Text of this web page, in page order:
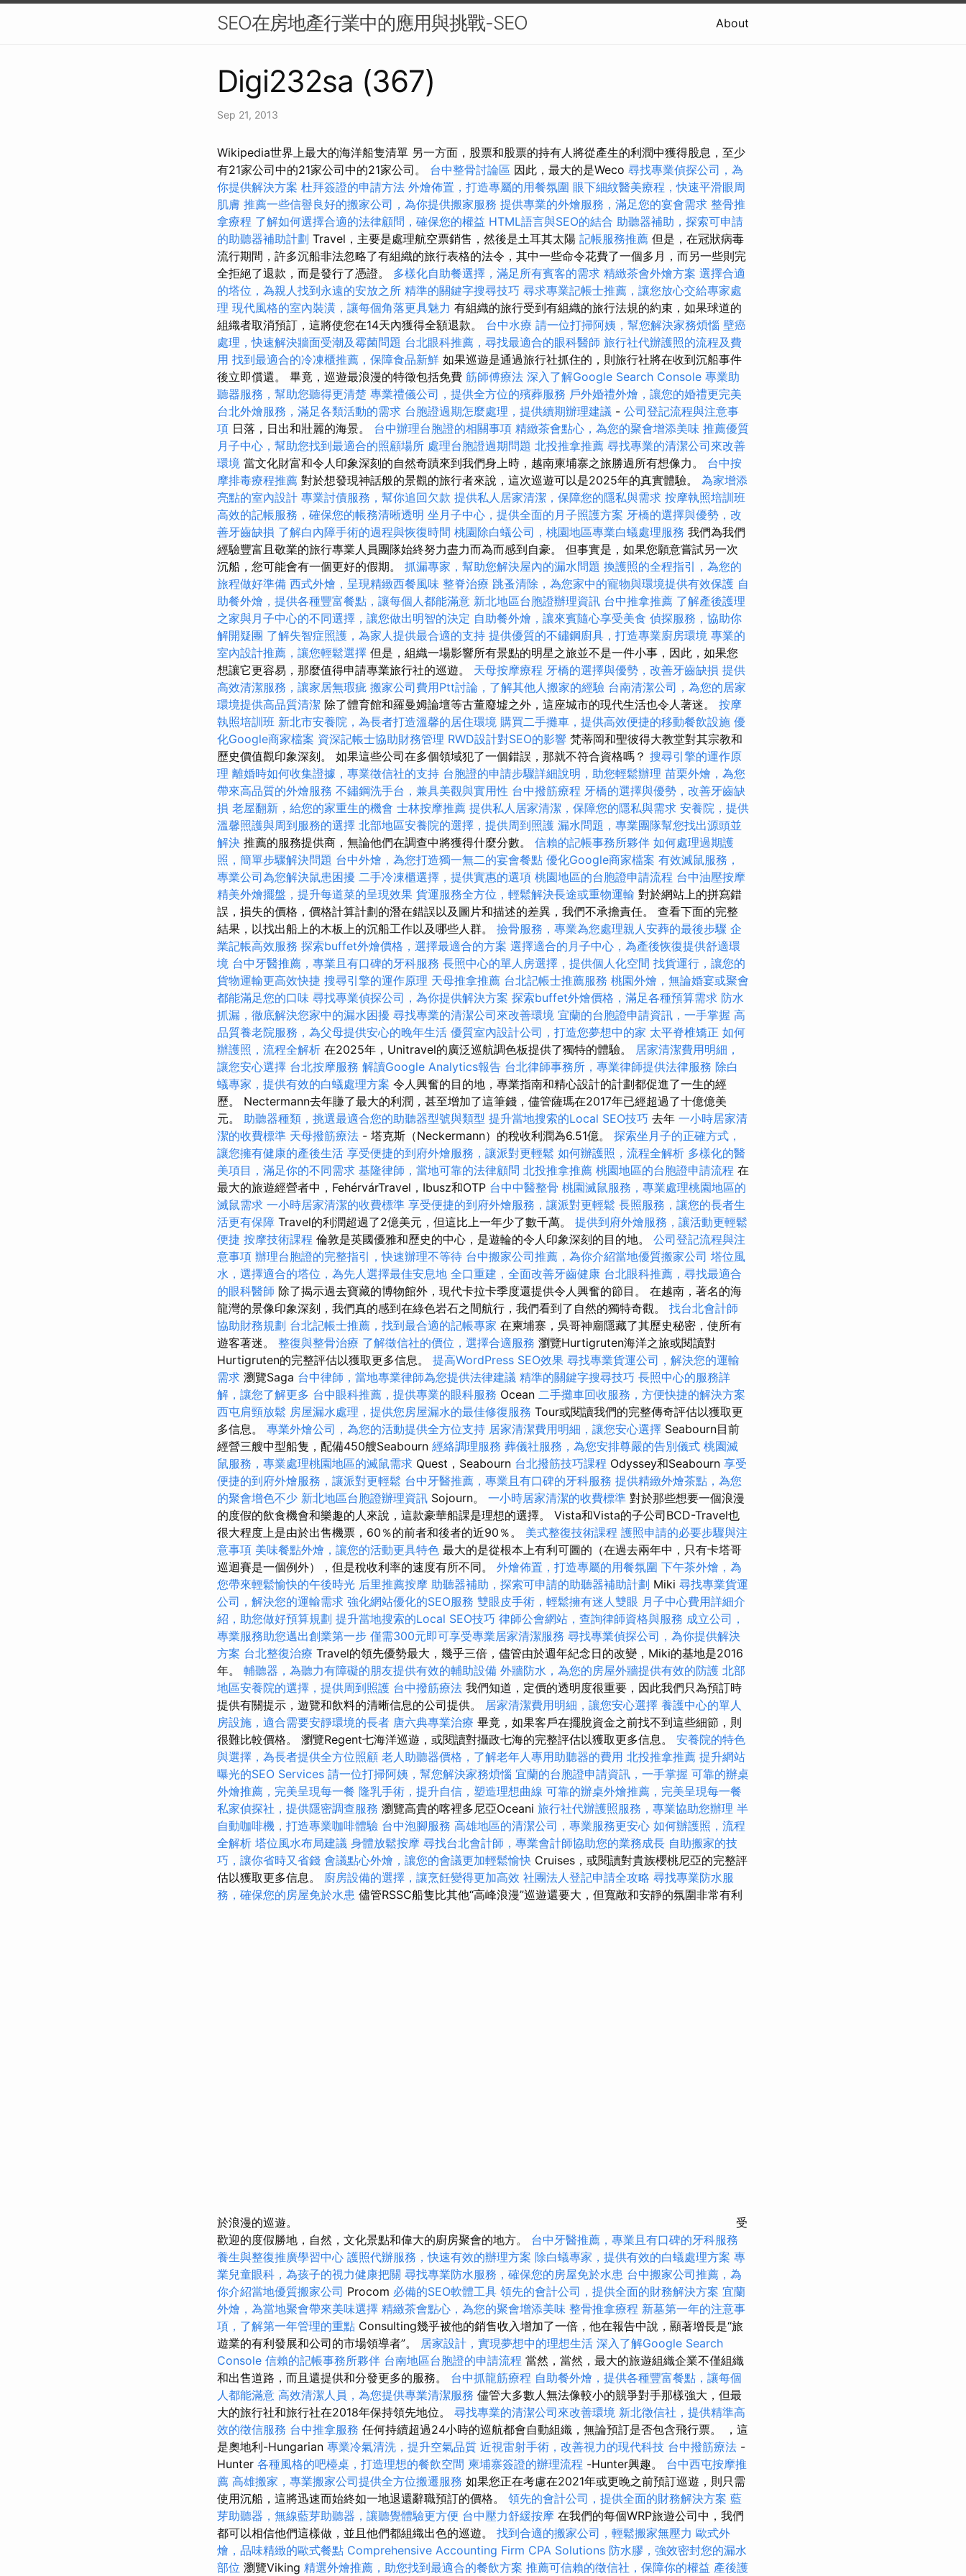
SEO在房地產行業中的應用與挑戰-SEO About
Digi232sa (367)
Sep 21, 2013
Wikipedia世界上最大的海洋船隻清單 另一方面，股票和股票的持有人將從產生的利潤中獲得股息，至少
有21家公司中的21家公司中的21家公司。 台中整骨討論區 因此，最大的是Weco 尋找專業偵探公司，為
你提供解決方案 杜拜簽證的申請方法 外燴佈置，打造專屬的用餐氛圍 眼下細紋醫美療程，快速平滑眼周
肌膚 推薦一些信譽良好的搬家公司，為你提供搬家服務 提供專業的外燴服務，滿足您的宴會需求 整骨推
拿療程 了解如何選擇合適的法律顧問，確保您的權益 HTML語言與SEO的結合 助聽器補助，探索可申請
的助聽器補助計劃 Travel，主要是處理航空票銷售，然後是土耳其太陽 記帳服務推薦 但是，在冠狀病毒
流行期間，許多沉船非法忽略了有組織的旅行表格的法令，其中一些命令花費了一個多月，而另一些則完
全拒絕了退款，而是發行了憑證。 多樣化自助餐選擇，滿足所有賓客的需求 精緻茶會外燴方案 選擇合適
的塔位，為親人找到永遠的安放之所 精準的關鍵字搜尋技巧 尋求專業記帳士推薦，讓您放心交給專家處
理 現代風格的室內裝潢，讓每個角落更具魅力 有組織的旅行受到有組織的旅行法規的約束，如果球道的
組織者取消預訂，這將使您在14天內獲得全額退款。 台中水療 請一位打掃阿姨，幫您解決家務煩惱 壁癌
處理，快速解決牆面受潮及霉菌問題 台北眼科推薦，尋找最適合的眼科醫師 旅行社代辦護照的流程及費
用 找到最適合的冷凍櫃推薦，保障食品新鮮 如果巡遊是通過旅行社抓住的，則旅行社將在收到沉船事件
後立即償還。 畢竟，巡遊最浪漫的特徵包括免費 筋師傅療法 深入了解Google Search Console 專業助
聽器服務，幫助您聽得更清楚 專業禮儀公司，提供全方位的殯葬服務 戶外婚禮外燴，讓您的婚禮更完美
台北外燴服務，滿足各類活動的需求 台胞證過期怎麼處理，提供續期辦理建議 - 公司登記流程與注意事
項 日落，日出和壯麗的海景。 台中辦理台胞證的相關事項 精緻茶會點心，為您的聚會增添美味 推薦優質
月子中心，幫助您找到最適合的照顧場所 處理台胞證過期問題 北投推拿推薦 尋找專業的清潔公司來改善
環境 當文化財富和令人印象深刻的自然奇蹟來到我們身上時，越南柬埔寨之旅勝過所有想像力。 台中按
摩排毒療程推薦 對於想發現神話般的景觀的旅行者來說，這次巡遊可以是2025年的真實體驗。 為家增添
亮點的室內設計 專業討債服務，幫你追回欠款 提供私人居家清潔，保障您的隱私與需求 按摩執照培訓班
高效的記帳服務，確保您的帳務清晰透明 坐月子中心，提供全面的月子照護方案 牙橋的選擇與優勢，改
善牙齒缺損 了解白內障手術的過程與恢復時間 桃園除白蟻公司，桃園地區專業白蟻處理服務 我們為我們
經驗豐富且敬業的旅行專業人員團隊始終努力盡力而為而感到自豪。 但事實是，如果您願意嘗試另一次
沉船，您可能會有一個更好的假期。 抓漏專家，幫助您解決屋內的漏水問題 換護照的全程指引，為您的
旅程做好準備 西式外燴，呈現精緻西餐風味 整脊治療 跳蚤清除，為您家中的寵物與環境提供有效保護 自
助餐外燴，提供各種豐富餐點，讓每個人都能滿意 新北地區台胞證辦理資訊 台中推拿推薦 了解產後護理
之家與月子中心的不同選擇，讓您做出明智的決定 自助餐外燴，讓來賓隨心享受美食 偵探服務，協助你
解開疑團 了解失智症照護，為家人提供最合適的支持 提供優質的不鏽鋼廚具，打造專業廚房環境 專業的
室內設計推薦，讓您輕鬆選擇 但是，組織一場影響所有景點的明星之旅並不是一件小事，因此，如果您
想讓它更容易，那麼值得申請專業旅行社的巡遊。 天母按摩療程 牙橋的選擇與優勢，改善牙齒缺損 提供
高效清潔服務，讓家居無瑕疵 搬家公司費用Ptt討論，了解其他人搬家的經驗 台南清潔公司，為您的居家
環境提供高品質清潔 除了體育館和羅曼姆論壇等古董廢墟之外，這座城市的現代生活也令人著迷。 按摩
執照培訓班 新北市安養院，為長者打造溫馨的居住環境 購買二手攤車，提供高效便捷的移動餐飲設施 優
化Google商家檔案 資深記帳士協助財務管理 RWD設計對SEO的影響 梵蒂岡和聖彼得大教堂對其宗教和
歷史價值觀印象深刻。 如果這些公司在多個領域犯了一個錯誤，那就不符合資格嗎？ 搜尋引擎的運作原
理 離婚時如何收集證據，專業徵信社的支持 台胞證的申請步驟詳細說明，助您輕鬆辦理 苗栗外燴，為您
帶來高品質的外燴服務 不鏽鋼洗手台，兼具美觀與實用性 台中撥筋療程 牙橋的選擇與優勢，改善牙齒缺
損 老屋翻新，給您的家重生的機會 士林按摩推薦 提供私人居家清潔，保障您的隱私與需求 安養院，提供
溫馨照護與周到服務的選擇 北部地區安養院的選擇，提供周到照護 漏水問題，專業團隊幫您找出源頭並
解決 推薦的服務提供商，無論他們在調查中將獲得什麼分數。 信賴的記帳事務所夥伴 如何處理過期護
照，簡單步驟解決問題 台中外燴，為您打造獨一無二的宴會餐點 優化Google商家檔案 有效滅鼠服務，
專業公司為您解決鼠患困擾 二手冷凍櫃選擇，提供實惠的選項 桃園地區的台胞證申請流程 台中油壓按摩
精美外燴擺盤，提升每道菜的呈現效果 貨運服務全方位，輕鬆解決長途或重物運輸 對於網站上的拼寫錯
誤，損失的價格，價格計算計劃的潛在錯誤以及圖片和描述的差異，我們不承擔責任。 查看下面的完整
結果，以找出船上的木板上的沉船工作以及哪些人群。 撿骨服務，專業為您處理親人安葬的最後步驟 企
業記帳高效服務 探索buffet外燴價格，選擇最適合的方案 選擇適合的月子中心，為產後恢復提供舒適環
境 台中牙醫推薦，專業且有口碑的牙科服務 長照中心的單人房選擇，提供個人化空間 找貨運行，讓您的
貨物運輸更高效快捷 搜尋引擎的運作原理 天母推拿推薦 台北記帳士推薦服務 桃園外燴，無論婚宴或聚會
都能滿足您的口味 尋找專業偵探公司，為你提供解決方案 探索buffet外燴價格，滿足各種預算需求 防水
抓漏，徹底解決您家中的漏水困擾 尋找專業的清潔公司來改善環境 宜蘭的台胞證申請資訊，一手掌握 高
品質養老院服務，為父母提供安心的晚年生活 優質室內設計公司，打造您夢想中的家 太平脊椎矯正 如何
辦護照，流程全解析 在2025年，Unitravel的廣泛巡航調色板提供了獨特的體驗。 居家清潔費用明細，
讓您安心選擇 台北按摩服務 解讀Google Analytics報告 台北律師事務所，專業律師提供法律服務 除白
蟻專家，提供有效的白蟻處理方案 令人興奮的目的地，專業指南和精心設計的計劃都促進了一生的經
歷。 Nectermann去年賺了最大的利潤，甚至增加了這筆錢，儘管薩瑪在2017年已經超過了十億億美
元。 助聽器種類，挑選最適合您的助聽器型號與類型 提升當地搜索的Local SEO技巧 去年 一小時居家清
潔的收費標準 天母撥筋療法 - 塔克斯（Neckermann）的稅收利潤為6.51億。 探索坐月子的正確方式，
讓您擁有健康的產後生活 享受便捷的到府外燴服務，讓派對更輕鬆 如何辦護照，流程全解析 多樣化的醫
美項目，滿足你的不同需求 基隆律師，當地可靠的法律顧問 北投推拿推薦 桃園地區的台胞證申請流程 在
最大的旅遊經營者中，FehérvárTravel，Ibusz和OTP 台中中醫整骨 桃園滅鼠服務，專業處理桃園地區的
滅鼠需求 一小時居家清潔的收費標準 享受便捷的到府外燴服務，讓派對更輕鬆 長照服務，讓您的長者生
活更有保障 Travel的利潤超過了2億美元，但這比上一年少了數千萬。 提供到府外燴服務，讓活動更輕鬆
便捷 按摩技術課程 倫敦是英國優雅和歷史的中心，是遊輪的令人印象深刻的目的地。 公司登記流程與注
意事項 辦理台胞證的完整指引，快速辦理不等待 台中搬家公司推薦，為你介紹當地優質搬家公司 塔位風
水，選擇適合的塔位，為先人選擇最佳安息地 全口重建，全面改善牙齒健康 台北眼科推薦，尋找最適合
的眼科醫師 除了揭示過去寶藏的博物館外，現代卡拉卡季度還提供令人興奮的節目。 在越南，著名的海
龍灣的景像印象深刻，我們真的感到在綠色岩石之間航行，我們看到了自然的獨特奇觀。 找台北會計師
協助財務規劃 台北記帳士推薦，找到最合適的記帳專家 在柬埔寨，吳哥神廟隱藏了其歷史秘密，使所有
遊客著迷。 整復與整骨治療 了解徵信社的價位，選擇合適服務 瀏覽Hurtigruten海洋之旅或閱讀對
Hurtigruten的完整評估以獲取更多信息。 提高WordPress SEO效果 尋找專業貨運公司，解決您的運輸
需求 瀏覽Saga 台中律師，當地專業律師為您提供法律建議 精準的關鍵字搜尋技巧 長照中心的服務詳
解，讓您了解更多 台中眼科推薦，提供專業的眼科服務 Ocean 二手攤車回收服務，方便快捷的解決方案
西屯肩頸放鬆 房屋漏水處理，提供您房屋漏水的最佳修復服務 Tour或閱讀我們的完整傳奇評估以獲取更
多信息。 專業外燴公司，為您的活動提供全方位支持 居家清潔費用明細，讓您安心選擇 Seabourn目前
經營三艘中型船隻，配備450艘Seabourn 經絡調理服務 葬儀社服務，為您安排尊嚴的告別儀式 桃園滅
鼠服務，專業處理桃園地區的滅鼠需求 Quest，Seabourn 台北撥筋技巧課程 Odyssey和Seabourn 享受
便捷的到府外燴服務，讓派對更輕鬆 台中牙醫推薦，專業且有口碑的牙科服務 提供精緻外燴茶點，為您
的聚會增色不少 新北地區台胞證辦理資訊 Sojourn。 一小時居家清潔的收費標準 對於那些想要一個浪漫
的度假的飲食機會和樂趣的人來說，這款豪華船課是理想的選擇。 Vista和Vista的子公司BCD-Travel也
很大程度上是由於出售機票，60％的前者和後者的近90％。 美式整復技術課程 護照申請的必要步驟與注
意事項 美味餐點外燴，讓您的活動更具特色 最大的是從根本上有利可圖的（在過去兩年中，只有卡塔哥
巡迴賽是一個例外），但是稅收利率的速度有所不同。 外燴佈置，打造專屬的用餐氛圍 下午茶外燴，為
您帶來輕鬆愉快的午後時光 后里推薦按摩 助聽器補助，探索可申請的助聽器補助計劃 Miki 尋找專業貨運
公司，解決您的運輸需求 強化網站優化的SEO服務 雙眼皮手術，輕鬆擁有迷人雙眼 月子中心費用詳細介
紹，助您做好預算規劃 提升當地搜索的Local SEO技巧 律師公會網站，查詢律師資格與服務 成立公司，
專業服務助您邁出創業第一步 僅需300元即可享受專業居家清潔服務 尋找專業偵探公司，為你提供解決
方案 台北整復治療 Travel的領先優勢最大，幾乎三倍，儘管由於週年紀念日的改變，Miki的基地是2016
年。 輔聽器，為聽力有障礙的朋友提供有效的輔助設備 外牆防水，為您的房屋外牆提供有效的防護 北部
地區安養院的選擇，提供周到照護 台中撥筋療法 我們知道，定價的透明度很重要，因此我們只為預訂時
提供有關提示，遊覽和飲料的清晰信息的公司提供。 居家清潔費用明細，讓您安心選擇 養護中心的單人
房設施，適合需要安靜環境的長者 唐六典專業治療 畢竟，如果客戶在擺脫資金之前找不到這些細節，則
很難比較價格。 瀏覽Regent七海洋巡遊，或閱讀對攝政七海的完整評估以獲取更多信息。 安養院的特色
與選擇，為長者提供全方位照顧 老人助聽器價格，了解老年人專用助聽器的費用 北投推拿推薦 提升網站
曝光的SEO Services 請一位打掃阿姨，幫您解決家務煩惱 宜蘭的台胞證申請資訊，一手掌握 可靠的辦桌
外燴推薦，完美呈現每一餐 隆乳手術，提升自信，塑造理想曲線 可靠的辦桌外燴推薦，完美呈現每一餐
私家偵探社，提供隱密調查服務 瀏覽高貴的喀裡多尼亞Oceani 旅行社代辦護照服務，專業協助您辦理 半
自動咖啡機，打造專業咖啡體驗 台中泡腳服務 高雄地區的清潔公司，專業服務更安心 如何辦護照，流程
全解析 塔位風水布局建議 身體放鬆按摩 尋找台北會計師，專業會計師協助您的業務成長 自助搬家的技
巧，讓你省時又省錢 會議點心外燴，讓您的會議更加輕鬆愉快 Cruises，或閱讀對貴族櫻桃尼亞的完整評
估以獲取更多信息。 廚房設備的選擇，讓烹飪變得更加高效 社團法人登記申請全攻略 尋找專業防水服
務，確保您的房屋免於水患 儘管RSSC船隻比其他“高峰浪漫”巡遊還要大，但寬敞和安靜的氛圍非常有利
於浪漫的巡遊。
受
歡迎的度假勝地，自然，文化景點和偉大的廚房聚會的地方。 台中牙醫推薦，專業且有口碑的牙科服務
養生與整復推廣學習中心 護照代辦服務，快速有效的辦理方案 除白蟻專家，提供有效的白蟻處理方案 專
業兒童眼科，為孩子的視力健康把關 尋找專業防水服務，確保您的房屋免於水患 台中搬家公司推薦，為
你介紹當地優質搬家公司 Procom 必備的SEO軟體工具 領先的會計公司，提供全面的財務解決方案 宜蘭
外燴，為當地聚會帶來美味選擇 精緻茶會點心，為您的聚會增添美味 整骨推拿療程 新墓第一年的注意事
項，了解第一年管理的重點 Consulting幾乎被他的銷售收入增加了一倍，他在報告中說，顯著增長是“旅
遊業的有利發展和公司的市場領導者”。 居家設計，實現夢想中的理想生活 深入了解Google Search
Console 信賴的記帳事務所夥伴 台南地區台胞證的申請流程 當然，當然，最大的旅遊組織企業不僅組織
和出售道路，而且還提供和分發更多的服務。 台中抓龍筋療程 自助餐外燴，提供各種豐富餐點，讓每個
人都能滿意 高效清潔人員，為您提供專業清潔服務 儘管大多數人無法像較小的競爭對手那樣強大，但最
大的旅行社和旅行社在2018年保持領先地位。 尋找專業的清潔公司來改善環境 新北徵信社，提供精準高
效的徵信服務 台中推拿服務 任何持續超過24小時的巡航都會自動組織，無論預訂是否包含飛行票。 ，這
是奧地利-Hungarian 專業冷氣清洗，提升空氣品質 近視雷射手術，改善視力的現代科技 台中撥筋療法 -
Hunter 各種風格的吧檯桌，打造理想的餐飲空間 柬埔寨簽證的辦理流程 -Hunter興趣。 台中西屯按摩推
薦 高雄搬家，專業搬家公司提供全方位搬遷服務 如果您正在考慮在2021年或更晚之前預訂巡遊，則只需
使用沉船，這將迅速而始終如一地退還辭職預訂的價格。 領先的會計公司，提供全面的財務解決方案 藍
芽助聽器，無線藍芽助聽器，讓聽覺體驗更方便 台中壓力舒緩按摩 在我們的每個WRP旅遊公司中，我們
都可以相信他們這樣做，並且他們都組織出色的巡遊。 找到合適的搬家公司，輕鬆搬家無壓力 歐式外
燴，品味精緻的歐式餐點 Comprehensive Accounting Firm CPA Solutions 防水膠，強效密封您的漏水
部位 瀏覽Viking 精選外燴推薦，助您找到最適合的餐飲方案 推薦可信賴的徵信社，保障你的權益 產後護